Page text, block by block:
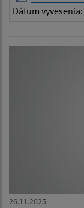
Dátum vyvesenia:
26.11.2025